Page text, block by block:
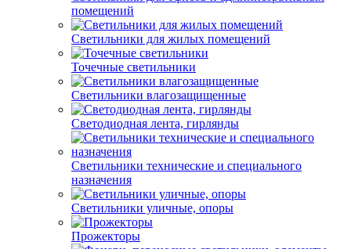
помещений
Светильники для жилых помещений
Точечные светильники
Светильники влагозащищенные
Светодиодная лента, гирлянды
Светильники технические и специального
назначения
Светильники уличные, опоры
Прожекторы